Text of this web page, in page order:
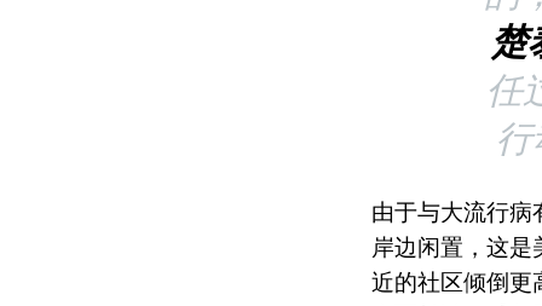
楚
任
由于与大流行病
岸边闲置，这是
近的社区倾倒更